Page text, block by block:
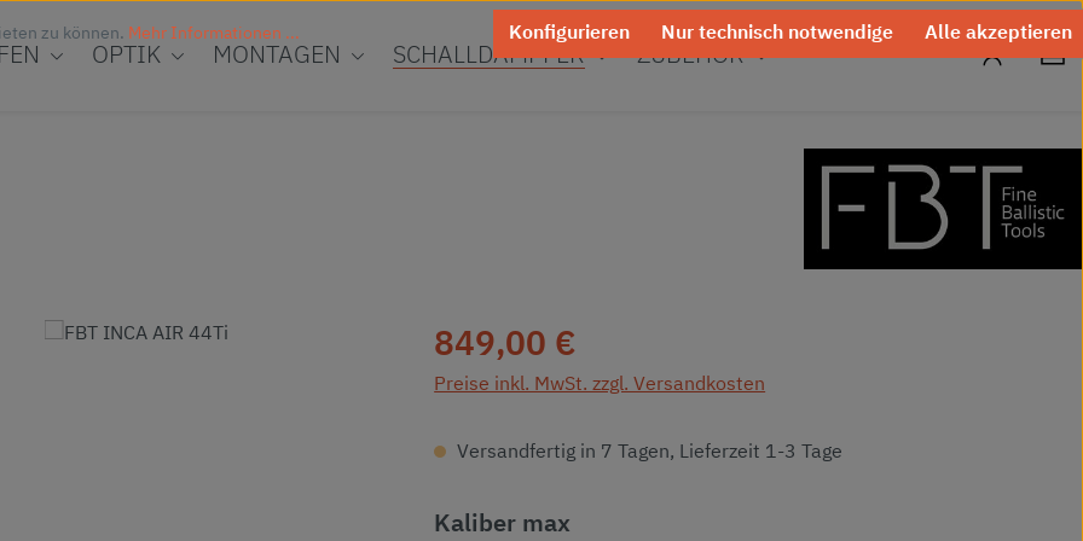
OPTIK MONTAGEN SCHALLDÄMPFER ZUBEHÖR
0
Regulärer Preis:
849,00 €
Preise inkl. MwSt. zzgl. Versandkosten
Versandfertig in 7 Tagen, Lieferzeit 1-3 Tage
Kaliber max
zu können. Mehr Informationen ... Nur technisch notwendige
Konfigurieren Alle akzeptieren